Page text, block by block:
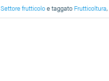
Settore frutticoloe taggato Frutticoltura,